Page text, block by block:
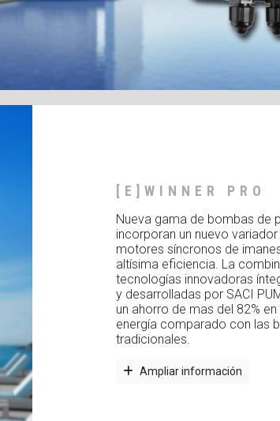
[E]WINNER PRO
Nueva gama de bombas de
incorporan un nuevo
motores síncronos de
altísima eficiencia. La
tecnologías innovadoras
y desarrolladas por SACI
un ahorro de mas del 82%
energía comparado con las
tradicionales.
Ampliar información